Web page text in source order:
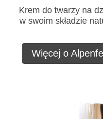
Krem do twarzy na
w swoim składzie
Więcej o